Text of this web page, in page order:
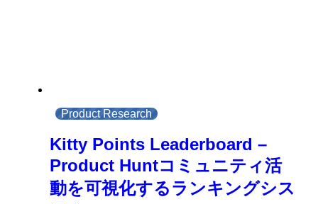
Product Research
Kitty Points Leaderboard –
Product Huntコミュニティ活
動を可視化するランキングシス